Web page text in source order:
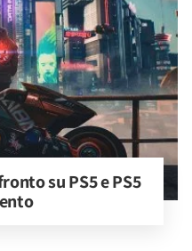
su PS5 e PS5